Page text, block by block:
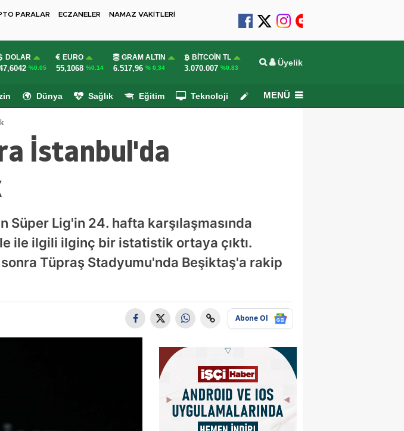
PARALAR ECZANELER
NAMAZ VAKİTLERİ
DOLAR
%0.05
EURO
55,1068 %0.14
GRAM ALTIN
6.517,96 % 0,34
BITCOIN TL
3.070.007 %0.83 Üyelik
Dünya Sağlık Eğitim Teknoloji Köşe Yazarları
MENÜ
İstanbul'da
Süper Lig'in 24. hafta karşılaşmasında
ile ilgili ilginç bir istatistik ortaya çıktı.
Tüpraş Stadyumu'nda Beşiktaş'a rakip
Abone Ol